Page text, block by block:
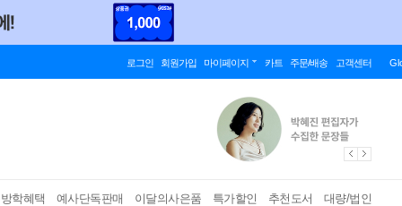
로그인 회원가입 마이페이지 카트 주문/배송 고객센터
학혜택 예사단독판매 이달의사은품 특가할인 추천도서 대량/법인